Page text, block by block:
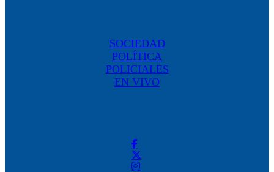
SOCIEDAD
POLÍTICA
POLICIALES
EN VIVO